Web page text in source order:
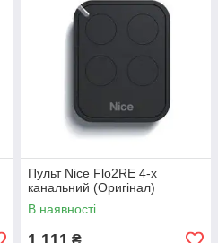
Пульт Nice Flo2RE 4-х
канальний (Оригінал)
В наявності
1 111 ₴